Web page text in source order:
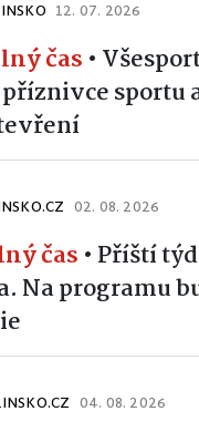
12. 07. 2026
čas •
sportu
02. 08. 2026
čas • Příští
Na programu
04. 08. 2026